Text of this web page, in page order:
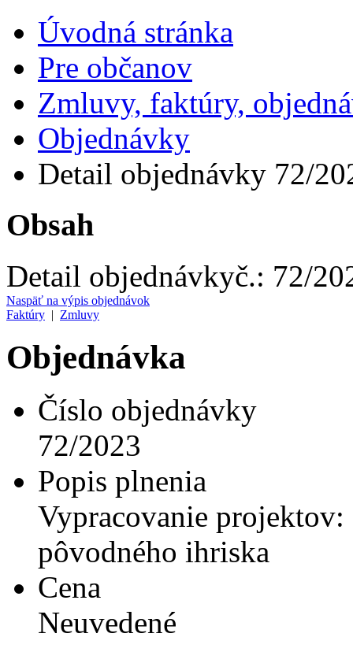
Úvodná stránka
Pre občanov
Zmluvy, faktúry,
Objednávky
Detail objednávky 72/
Obsah
Detail objednávkyč.: 72/
Naspäť na výpis objednávok
Faktúry | Zmluvy
Objednávka
Číslo objednávky
72/2023
Popis plnenia
Vypracovanie
pôvodného ihriska
Cena
Neuvedené